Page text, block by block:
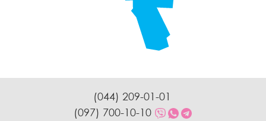
(044) 209-01-01
(097) 700-10-10